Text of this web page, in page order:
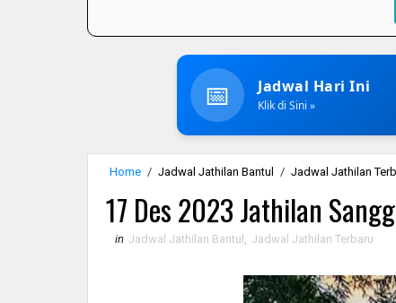
📅 Jadwal Hari Ini
Klik di Sini »
Home / Jadwal Jathilan Bantul / Jadwal Jathilan
17 Des 2023 Jathilan
in Jadwal Jathilan Bantul Jadwal Jathilan Terbaru